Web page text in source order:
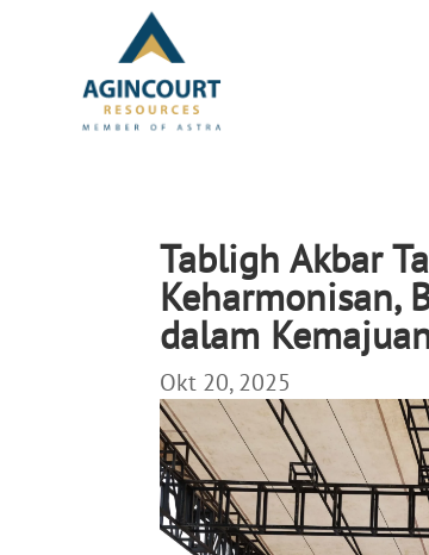
Tabligh Akbar
Keharmonisan,
dalam
Okt 20, 2025